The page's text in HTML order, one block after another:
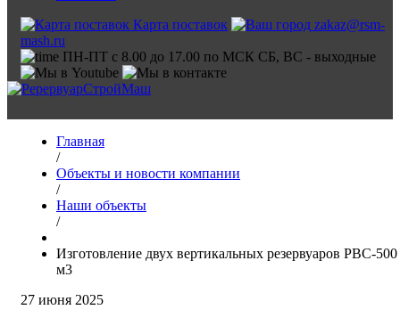
Карта поставок
zakaz@rsm-
mash.ru
ПН-ПТ с 8.00 до 17.00 по МСК СБ, ВС - выходные
Главная
/
Объекты и новости компании
/
Наши объекты
/
Изготовление двух вертикальных резервуаров РВС-500
м3
27 июня 2025